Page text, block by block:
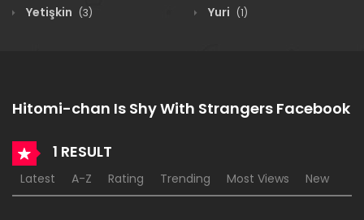
Yetişkin (3) Yuri (1)
Hitomi-chan Is Shy With Strangers Facebook
1 RESULT
Latest A-Z Rating Trending Most Views New